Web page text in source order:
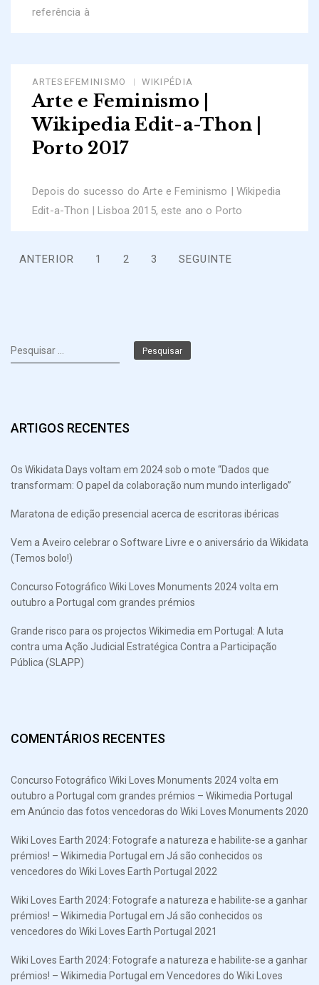
referência à
ARTESEFEMINISMO WIKIPÉDIA
Arte e Feminismo |
Wikipedia Edit-a-Thon |
Porto 2017
Depois do sucesso do Arte e Feminismo | Wikipedia
Edit-a-Thon | Lisboa 2015, este ano o Porto
Paginação
ANTERIOR 1 2 3 SEGUINTE
Pesquisar
por:
ARTIGOS RECENTES
Os Wikidata Days voltam em 2024 sob o mote “Dados que
transformam: O papel da colaboração num mundo interligado”
Maratona de edição presencial acerca de escritoras ibéricas
Vem a Aveiro celebrar o Software Livre e o aniversário da Wikidata
(Temos bolo!)
Concurso Fotográfico Wiki Loves Monuments 2024 volta em
outubro a Portugal com grandes prémios
Grande risco para os projectos Wikimedia em Portugal: A luta
contra uma Ação Judicial Estratégica Contra a Participação
Pública (SLAPP)
COMENTÁRIOS RECENTES
Concurso Fotográfico Wiki Loves Monuments 2024 volta em
outubro a Portugal com grandes prémios – Wikimedia Portugal
em Anúncio das fotos vencedoras do Wiki Loves Monuments 2020
Wiki Loves Earth 2024: Fotografe a natureza e habilite-se a ganhar
prémios! – Wikimedia Portugal em Já são conhecidos os
vencedores do Wiki Loves Earth Portugal 2022
Wiki Loves Earth 2024: Fotografe a natureza e habilite-se a ganhar
prémios! – Wikimedia Portugal em Já são conhecidos os
vencedores do Wiki Loves Earth Portugal 2021
Wiki Loves Earth 2024: Fotografe a natureza e habilite-se a ganhar
prémios! – Wikimedia Portugal em Vencedores do Wiki Loves